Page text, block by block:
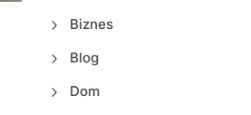
Biznes
Blog
Dom